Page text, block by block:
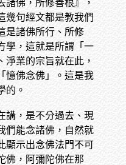
諸佛，所修善根』，
幾句經文都是教我們
是諸佛所行、所修
學，這就是所謂「一
淨業的宗旨就在此，
憶佛念佛」。這是我
的。
講，是不分過去、現
們能念諸佛，自然就
顯示出念佛法門不可
佛，阿彌陀佛在那